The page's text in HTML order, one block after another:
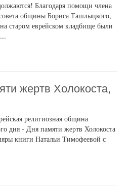
Благодаря помощи члена
общины Бориса Ташлыцкого,
старом еврейском кладбище были
жертв Холокоста,
религиозная община
дня - Дня памяти жертв Холокоста
книги Натальи Тимофеевой с